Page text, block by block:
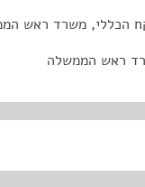
הכללי, משרד ראש
ראש הממשלה